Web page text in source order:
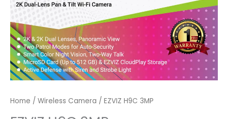
Home / Wireless Camera / EZVIZ H9C 3MP